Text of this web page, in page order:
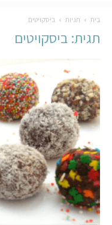
בית תגיות ביסקויטים
תגית: ביסקויטים